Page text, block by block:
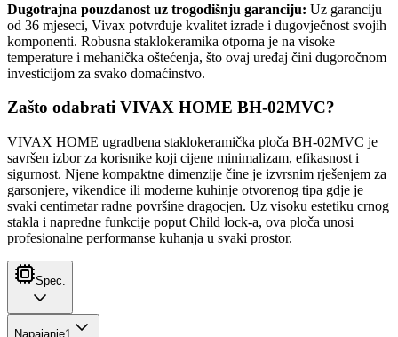
Dugotrajna pouzdanost uz trogodišnju garanciju: Uz garanciju
od 36 mjeseci, Vivax potvrđuje kvalitet izrade i dugovječnost svojih
komponenti. Robusna staklokeramika otporna je na visoke
temperature i mehanička oštećenja, što ovaj uređaj čini dugoročnom
investicijom za svako domaćinstvo.
Zašto odabrati VIVAX HOME BH-02MVC?
VIVAX HOME ugradbena staklokeramička ploča BH-02MVC je
savršen izbor za korisnike koji cijene minimalizam, efikasnost i
sigurnost. Njene kompaktne dimenzije čine je izvrsnim rješenjem za
garsonjere, vikendice ili moderne kuhinje otvorenog tipa gdje je
svaki centimetar radne površine dragocjen. Uz visoku estetiku crnog
stakla i napredne funkcije poput Child lock-a, ova ploča unosi
profesionalne performanse kuhanja u svaki prostor.
Spec.
Napajanje1